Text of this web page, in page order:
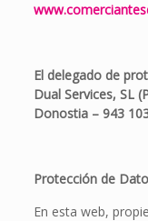
El delegado de
Dual Services, SL
Donostia – 943
Protección de
En esta web,